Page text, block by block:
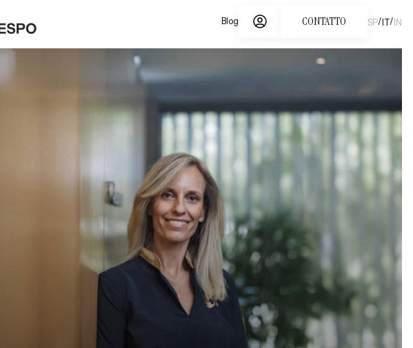
Blog CONTATTO IN
/
IT
/
SP